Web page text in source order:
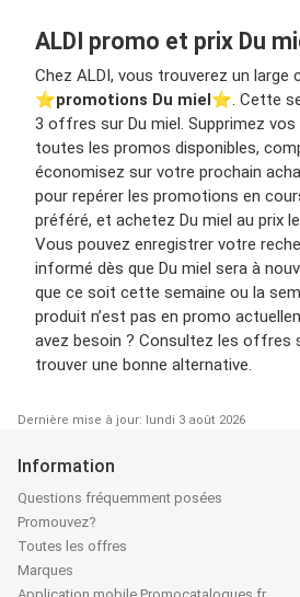
ALDI promo et prix Du
Chez ALDI, vous trouverez un large
⭐️promotions Du miel⭐️. Cette
3 offres sur Du miel. Supprimez
toutes les promos disponibles,
économisez sur votre prochain
pour repérer les promotions en
préféré, et achetez Du miel au prix
Vous pouvez enregistrer votre
informé dès que Du miel sera à
que ce soit cette semaine ou la
produit n’est pas en promo
avez besoin ? Consultez les offres
trouver une bonne alternative.
Dernière mise à jour: lundi 3 août 2026
Information
Questions fréquemment posées
Promouvez?
Toutes les offres
Marques